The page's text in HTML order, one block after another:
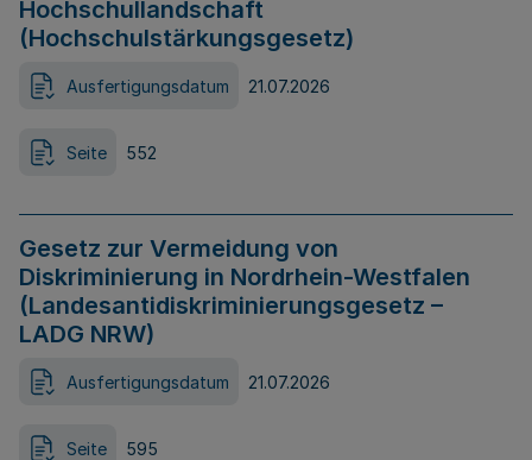
Hochschullandschaft
(Hochschulstärkungsgesetz)
Ausfertigungsdatum 21.07.2026
Seite 552
Gesetz zur Vermeidung von
Diskriminierung in Nordrhein-Westfalen
(Landesantidiskriminierungsgesetz –
LADG NRW)
Ausfertigungsdatum 21.07.2026
Seite 595